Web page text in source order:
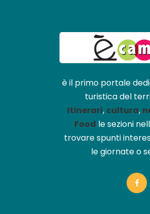
è il primo portale
turistica del
Itinerari, cultura,
Food le sezioni
trovare spunti
le giornate o